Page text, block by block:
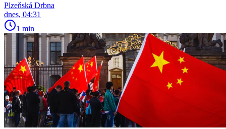
Plzeňská Drbna
dnes, 04:31
1 min